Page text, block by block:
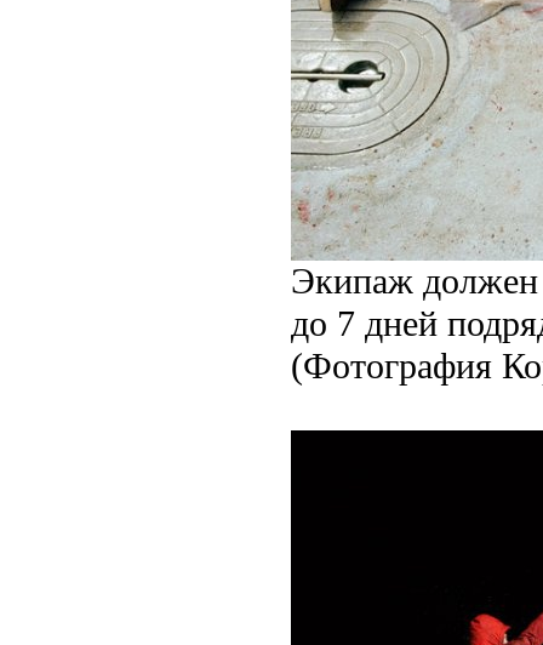
Экипаж должен
до 7 дней
(Фотография